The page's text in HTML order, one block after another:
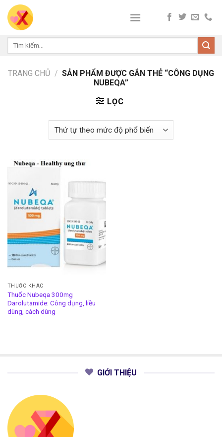
Skip
content
Tìm
TRANG CHỦ / SẢN PHẨM ĐƯỢC GẮN THẺ “CÔNG DỤNG
NUBEQA”
LỌC
THUỐC KHÁC
Thuốc Nubeqa 300mg
Darolutamide: Công dụng, liều
dùng, cách dùng
GIỚI THIỆU